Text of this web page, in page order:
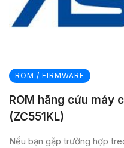
ROM / FIRMWARE
ROM hãng cứu máy
(ZC551KL)
Nếu bạn gặp trường hợp